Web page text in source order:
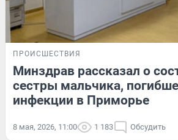
ПРОИСШЕСТВИЯ
Минздрав рассказал о
сестры мальчика,
инфекции в Приморье
8 мая, 2026, 11:00 1 183 Обсудить